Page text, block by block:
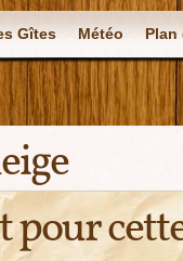
Gîtes Météo Plan